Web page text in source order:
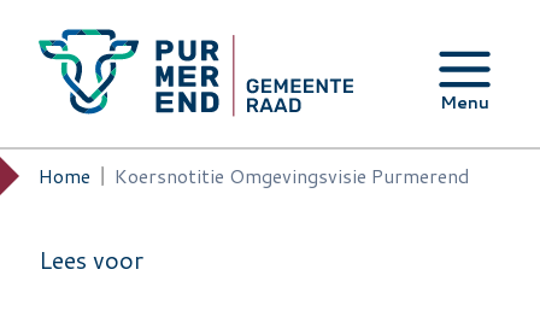
Menu
Kruimelpad
Home Koersnotitie Omgevingsvisie Purmerend
Lees voor